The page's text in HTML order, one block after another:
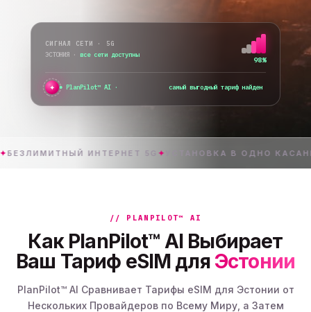
СИГНАЛ СЕТИ · 5G
ЭСТОНИЯ · все сети доступны
98%
✦ PlanPilot™ AI · проверяю мгновен
ИНТЕРНЕТ 5G ✦ УСТАНОВКА В ОДНО КАСАНИЕ✦
// PLANPILOT™ AI
Как PlanPilot™ AI Выбирает
Ваш Тариф eSIM для Эстонии
PlanPilot™ AI Сравнивает Тарифы eSIM для Эстонии от
Нескольких Провайдеров по Всему Миру, а Затем